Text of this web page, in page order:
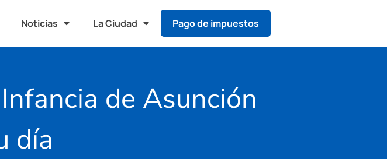
Noticias La Ciudad Pago de impuestos
de Asunción
día